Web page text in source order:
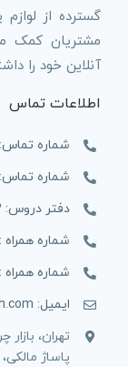
گسترده از لوازم
مشتریان کمک
آنلاین خود را
اطلاعات تماس
شماره تماس: 830 900 36 -021
شماره تماس: 188 870 36-021
دفتر دروس: 73 106 266-021
شماره همراه : 64 38 100 -0912
شماره همراه : 67 24 804-0912
ایمیل: info@renokadeh.com
تهران،
پاساژ مالکی،